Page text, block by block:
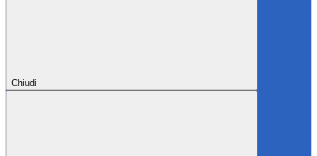
Chiudi